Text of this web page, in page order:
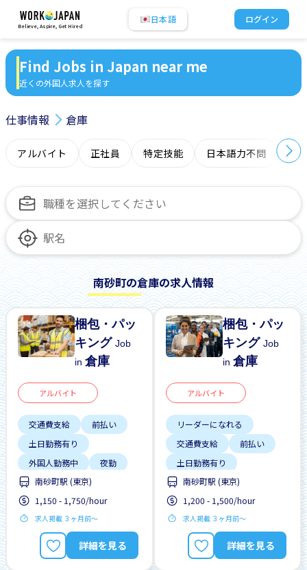
Believe, Aspire, Get Hired
日本語 ログイン
Find Jobs in Japan near me
近くの外国人求人を探す
仕事情報 倉庫
アルバイト 正社員 特定技能 日本語力不問 オ
南砂町の倉庫の求人情報
梱包・パッ
キングJob
in倉庫
アルバイト
交通費支給
前払い
土日勤務有り
外国人勤務中
夜勤
女性歓迎
履歴書不要
早朝
未経験OK
南砂町駅 (東京)
1,150 - 1,750/hour
求人掲載 ３ヶ月前〜
詳細を見る
梱包・パッ
キングJob
in倉庫
アルバイト
リーダーになれる
交通費支給
前払い
土日勤務有り
土日祝休み
外国人勤務中
外国人研修マニュアル
夜勤
女性歓迎
南砂町駅 (東京)
1,200 - 1,500/hour
求人掲載 ３ヶ月前〜
詳細を見る